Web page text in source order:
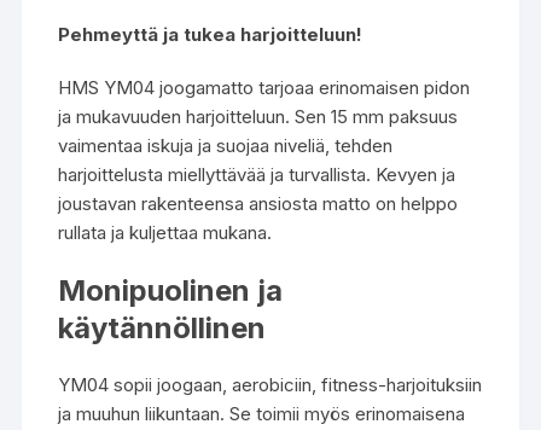
Pehmeyttä ja tukea harjoitteluun!
HMS YM04 joogamatto tarjoaa erinomaisen pidon
ja mukavuuden harjoitteluun. Sen 15 mm paksuus
vaimentaa iskuja ja suojaa niveliä, tehden
harjoittelusta miellyttävää ja turvallista. Kevyen ja
joustavan rakenteensa ansiosta matto on helppo
rullata ja kuljettaa mukana.
Monipuolinen ja
käytännöllinen
YM04 sopii joogaan, aerobiciin, fitness-harjoituksiin
ja muuhun liikuntaan. Se toimii myös erinomaisena